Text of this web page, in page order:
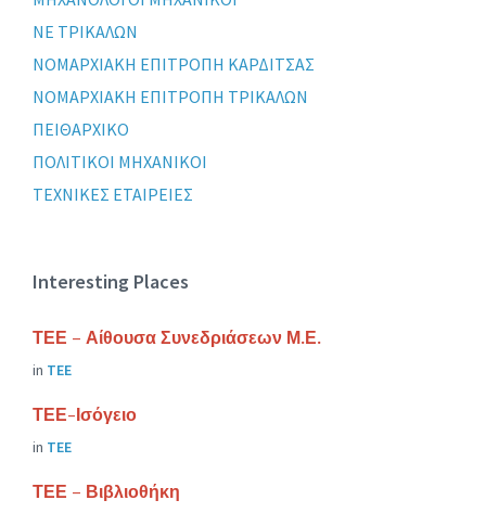
ΝΕ ΤΡΙΚΑΛΩΝ
ΝΟΜΑΡΧΙΑΚΗ ΕΠΙΤΡΟΠΗ ΚΑΡΔΙΤΣΑΣ
ΝΟΜΑΡΧΙΑΚΗ ΕΠΙΤΡΟΠΗ ΤΡΙΚΑΛΩΝ
ΠΕΙΘΑΡΧΙΚΟ
ΠΟΛΙΤΙΚΟΙ ΜΗΧΑΝΙΚΟΙ
ΤΕΧΝΙΚΕΣ ΕΤΑΙΡΕΙΕΣ
Interesting Places
ΤΕΕ – Αίθουσα Συνεδριάσεων Μ.Ε.
in ΤΕΕ
ΤΕΕ-Ισόγειο
in ΤΕΕ
ΤΕΕ – Βιβλιοθήκη